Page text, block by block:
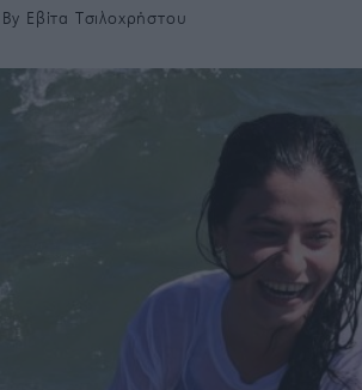
By Εβίτα Τσιλοχρήστου